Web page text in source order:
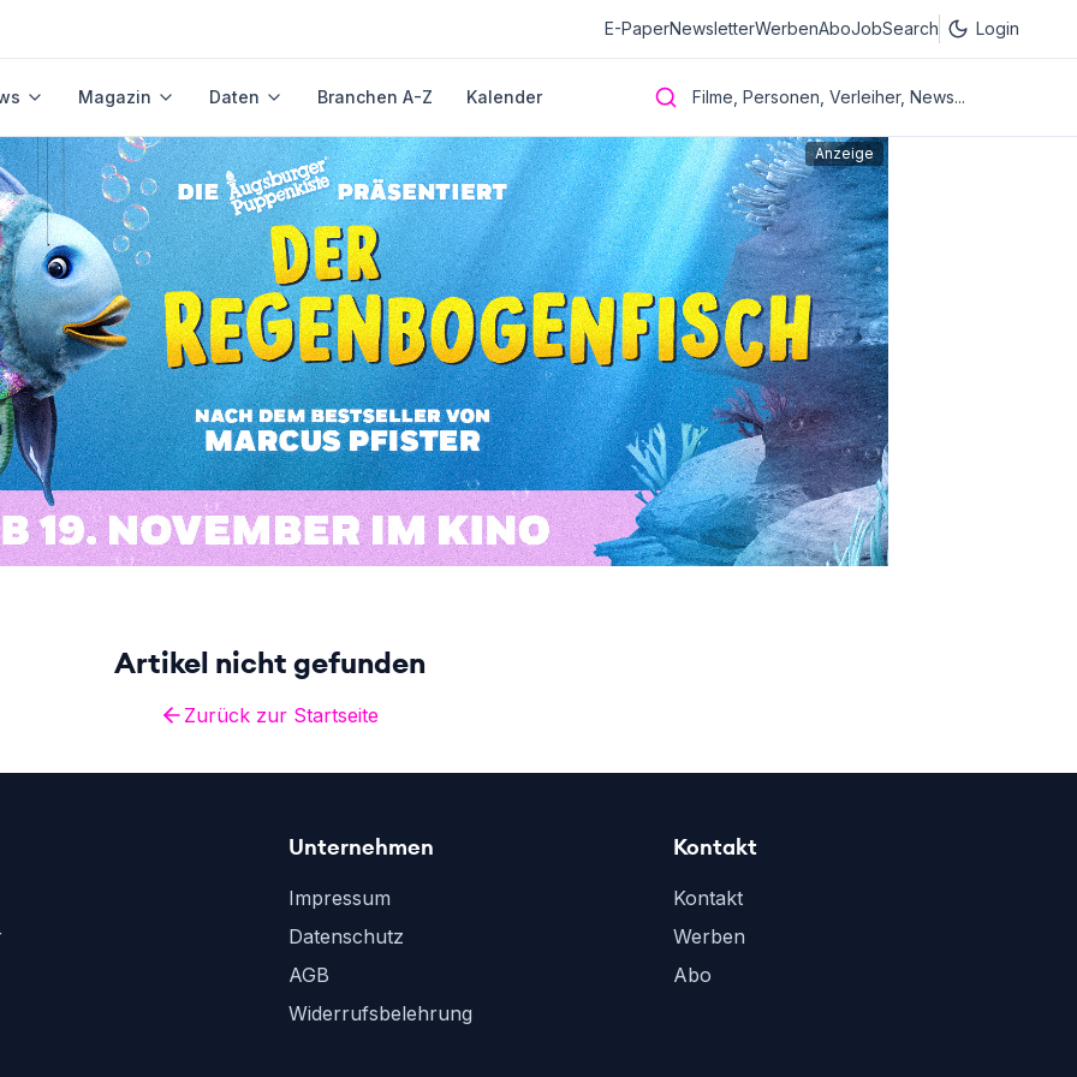
E-PaperNewsletterWerbenAboJobSearch Login
Magazin Daten Branchen A-Z Kalender Filme, Personen, Verleiher, News...
Anzeige
Artikel nicht gefunden
Zurück zur Startseite
Unternehmen
Impressum
Datenschutz
AGB
Widerrufsbelehrung
Kontakt
Kontakt
Werben
Abo